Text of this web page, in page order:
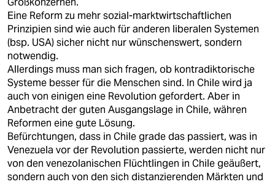
Eine Reform zu mehr sozial-marktwirtschaftlichen
Prinzipien sind wie auch für anderen liberalen Systemen
(bsp. USA) sicher nicht nur wünschenswert, sondern
notwendig.
Allerdings muss man sich fragen, ob kontradiktorische
Systeme besser für die Menschen sind. In Chile wird ja
auch von einigen eine Revolution gefordert. Aber in
Anbetracht der guten Ausgangslage in Chile, währen
Reformen eine gute Lösung.
Befürchtungen, dass in Chile grade das passiert, was in
Venezuela vor der Revolution passierte, werden nicht nur
von den venezolanischen Flüchtlingen in Chile geäußert,
sondern auch von den sich distanzierenden Märkten und